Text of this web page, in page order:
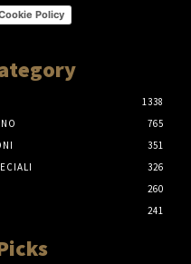
Policy
1338
765
351
326
260
241